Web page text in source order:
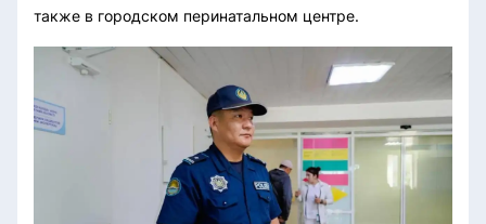
также в городском перинатальном центре.